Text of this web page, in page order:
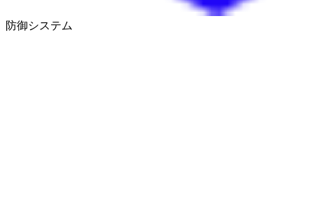
防御システム